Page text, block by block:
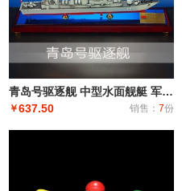
青岛号驱逐舰 中型水面舰艇 军事海军舰艇模型 工艺船航模纪念摆件展览收藏品送
￥637.50 销售： 7份